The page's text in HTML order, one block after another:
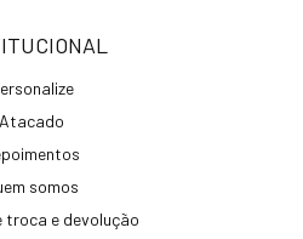
Atacado
somos
troca e devolução